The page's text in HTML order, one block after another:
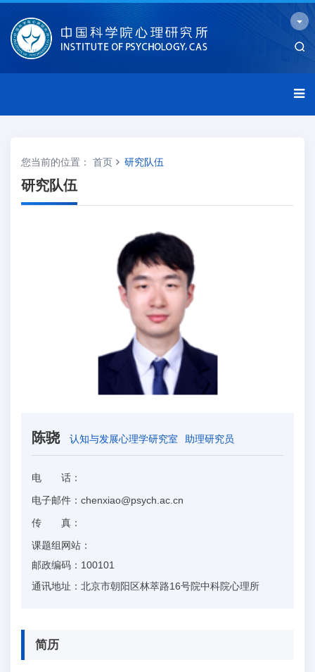
您当前的位置： 首页 研究队伍
研究队伍
陈骁 认知与发展心理学研究室 助理研究员
电 话：
电子邮件： chenxiao@psych.ac.cn
传 真：
课题组网站：
邮政编码： 100101
通讯地址： 北京市朝阳区林萃路16号院中科院心理所
简历